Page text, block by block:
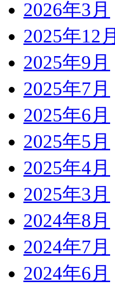
2026年3月
2025年12月
2025年9月
2025年7月
2025年6月
2025年5月
2025年4月
2025年3月
2024年8月
2024年7月
2024年6月